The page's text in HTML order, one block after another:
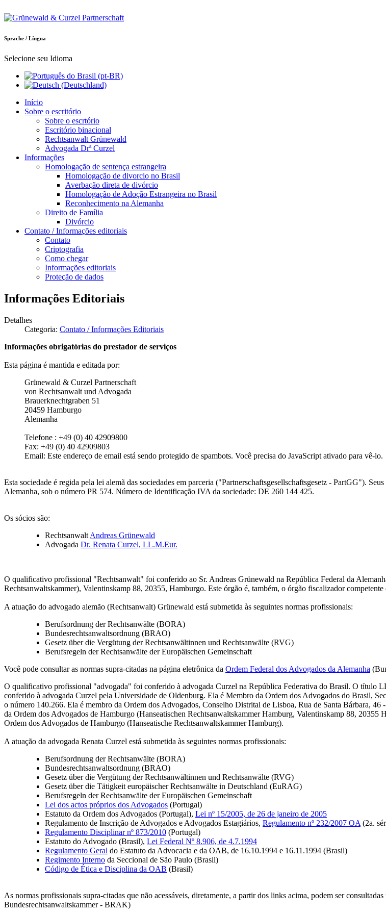
Sprache / Língua
Selecione seu Idioma
Início
Sobre o escritório
Sobre o escrtório
Escritório binacional
Rechtsanwalt Grünewald
Advogada Drª Curzel
Informações
Homologação de sentença estrangeira
Homologação de divorcio no Brasil
Averbação direta de divórcio
Homologação de Adoção Estrangeira no Brasil
Reconhecimento na Alemanha
Direito de Família
Divórcio
Contato / Informações editoriais
Contato
Criptografia
Como chegar
Informações editoriais
Proteção de dados
Informações Editoriais
Detalhes
Categoria: Contato / Informações Editoriais
Informações obrigatórias do prestador de serviços
Esta página é mantida e editada por:
Grünewald & Curzel Partnerschaft
von Rechtsanwalt und Advogada
Brauerknechtgraben 51
20459 Hamburgo
Alemanha
Telefone : +49 (0) 40 42909800
Fax: +49 (0) 40 42909803
Email: Este endereço de email está sendo protegido de spambots. Você precisa do JavaScript ativado para vê-lo.
Esta sociedade é regida pela lei alemã das sociedades em parceria ("Partnerschaftsgesellschaftsgesetz - PartGG").
Alemanha, sob o número PR 574. Número de Identificação IVA da sociedade: DE 260 144 425.
Os sócios são:
Rechtsanwalt Andreas Grünewald
Advogada Dr. Renata Curzel, LL.M.Eur.
O qualificativo profissional "Rechtsanwalt" foi conferido ao Sr. Andreas Grünewald na República Federal da
Rechtsanwaltskammer), Valentinskamp 88, 20355, Hamburgo. Este órgão é, também, o órgão fiscalizador competente
A atuação do advogado alemão (Rechtsanwalt) Grünewald está submetida às seguintes normas profissionais:
Berufsordnung der Rechtsanwälte (BORA)
Bundesrechtsanwaltsordnung (BRAO)
Gesetz über die Vergütung der Rechtsanwältinnen und Rechtsanwälte (RVG)
Berufsregeln der Rechtsanwälte der Europäischen Gemeinschaft
Você pode consultar as normas supra-citadas na página eletrônica da Ordem Federal dos Advogados da Alemanha
O qualificativo profissional "advogada" foi conferido à advogada Curzel na República Federativa do Brasil. O
conferido à advogada Curzel pela Universidade de Oldenburg. Ela é Membro da Ordem dos Advogados do Brasil,
o número 140.266. Ela é membro da Ordem dos Advogados, Conselho Distrital de Lisboa, Rua de Santa Bárbara,
da Ordem dos Advogados de Hamburgo (Hanseatischen Rechtsanwaltskammer Hamburg, Valentinskamp 88,
Ordem dos Advogados de Hamburgo (Hanseatische Rechtsanwaltskammer Hamburg).
A atuação da advogada Renata Curzel está submetida às seguintes normas profissionais:
Berufsordnung der Rechtsanwälte (BORA)
Bundesrechtsanwaltsordnung (BRAO)
Gesetz über die Vergütung der Rechtsanwältinnen und Rechtsanwälte (RVG)
Gesetz über die Tätigkeit europäischer Rechtsanwälte in Deutschland (EuRAG)
Berufsregeln der Rechtsanwälte der Europäischen Gemeinschaft
Lei dos actos próprios dos Advogados (Portugal)
Estatuto da Ordem dos Advogados (Portugal), Lei nº 15/2005, de 26 de janeiro de 2005
Regulamento de Inscrição de Advogados e Advogados Estagiários, Regulamento nº 232/2007 OA (2a.
Regulamento Disciplinar nº 873/2010 (Portugal)
Estatuto do Advogado (Brasil), Lei Federal Nº 8.906, de 4.7.1994
Regulamento Geral do Estatuto da Advocacia e da OAB, de 16.10.1994 e 16.11.1994 (Brasil)
Regimento Interno da Seccional de São Paulo (Brasil)
Código de Ética e Disciplina da OAB (Brasil)
As normas profissionais supra-citadas que não acessáveis, diretamente, a partir dos links acima, podem ser consultadas
Bundesrechtsanwaltskammer - BRAK)